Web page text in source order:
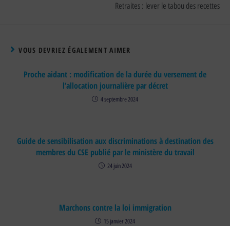
Retraites : lever le tabou des recettes
VOUS DEVRIEZ ÉGALEMENT AIMER
Proche aidant : modification de la durée du versement de
l’allocation journalière par décret
4 septembre 2024
Guide de sensibilisation aux discriminations à destination des
membres du CSE publié par le ministère du travail
24 juin 2024
Marchons contre la loi immigration
15 janvier 2024